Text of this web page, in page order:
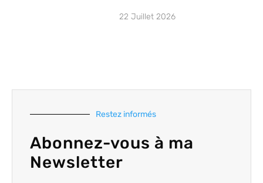
22 Juillet 2026
Restez informés
Abonnez-vous à ma
Newsletter